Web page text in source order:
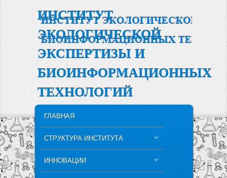
ИНСТИТУТ
ЭКОЛОГИЧЕСКОЙ
ЭКСПЕРТИЗЫ И
БИОИНФОРМАЦИОННЫХ
ТЕХНОЛОГИЙ
SKIP TO PRIMARY CONTENT
SKIP TO SECONDARY CONTENT
ГЛАВНАЯ
СТРУКТУРА ИНСТИТУТА
ИННОВАЦИИ